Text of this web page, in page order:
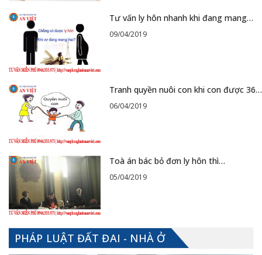
Tư vấn ly hôn nhanh khi đang mang…
09/04/2019
Tranh quyền nuôi con khi con được 36…
06/04/2019
Toà án bác bỏ đơn ly hôn thì…
05/04/2019
PHÁP LUẬT ĐẤT ĐAI - NHÀ Ở